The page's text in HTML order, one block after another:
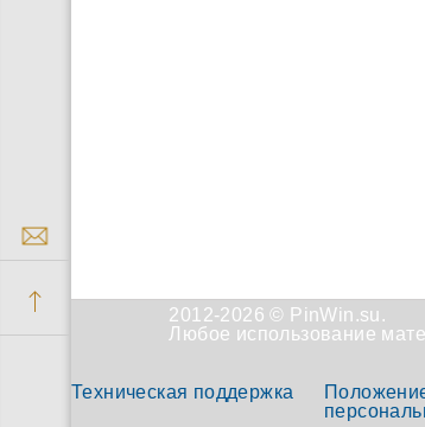
2012-2026 © PinWin.su.
Любое использование
Техническая поддержка